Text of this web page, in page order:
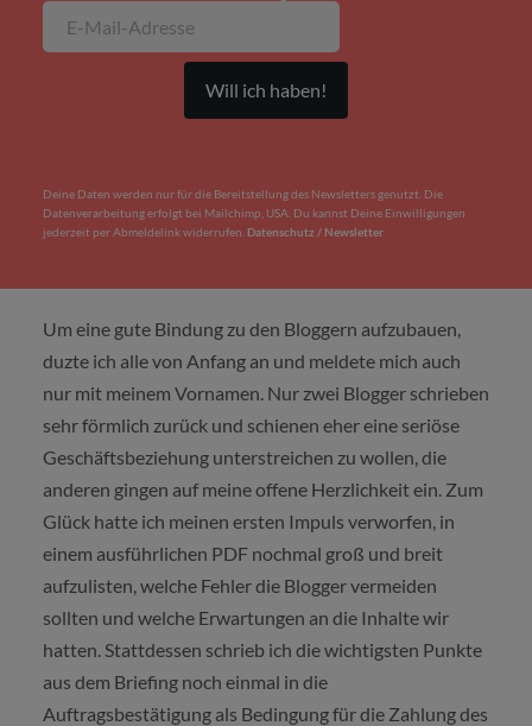
Deine Daten werden nur für die Bereitstellung des Newsletters genutzt. Die
Datenverarbeitung erfolgt bei Mailchimp, USA. Du kannst Deine Einwilligungen
jederzeit per Abmeldelink widerrufen. Datenschutz / Newsletter
Um eine gute Bindung zu den Bloggern aufzubauen,
duzte ich alle von Anfang an und meldete mich auch
nur mit meinem Vornamen. Nur zwei Blogger schrieben
sehr förmlich zurück und schienen eher eine seriöse
Geschäftsbeziehung unterstreichen zu wollen, die
anderen gingen auf meine offene Herzlichkeit ein. Zum
Glück hatte ich meinen ersten Impuls verworfen, in
einem ausführlichen PDF nochmal groß und breit
aufzulisten, welche Fehler die Blogger vermeiden
sollten und welche Erwartungen an die Inhalte wir
hatten. Stattdessen schrieb ich die wichtigsten Punkte
aus dem Briefing noch einmal in die
Auftragsbestätigung als Bedingung für die Zahlung des